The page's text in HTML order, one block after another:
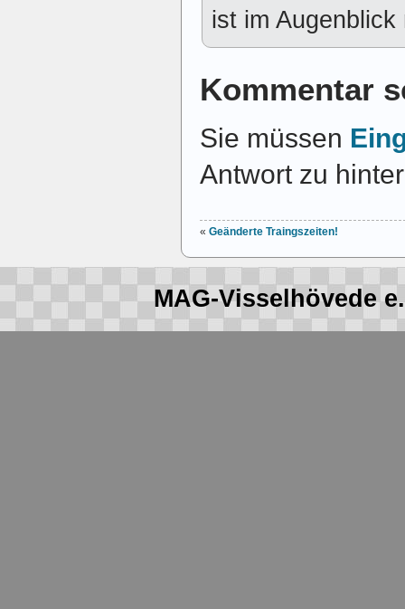
ist im
Kommentar
Sie müssen
Antwort zu
« Geänderte Traingszeiten!
MAG-Visselhövede